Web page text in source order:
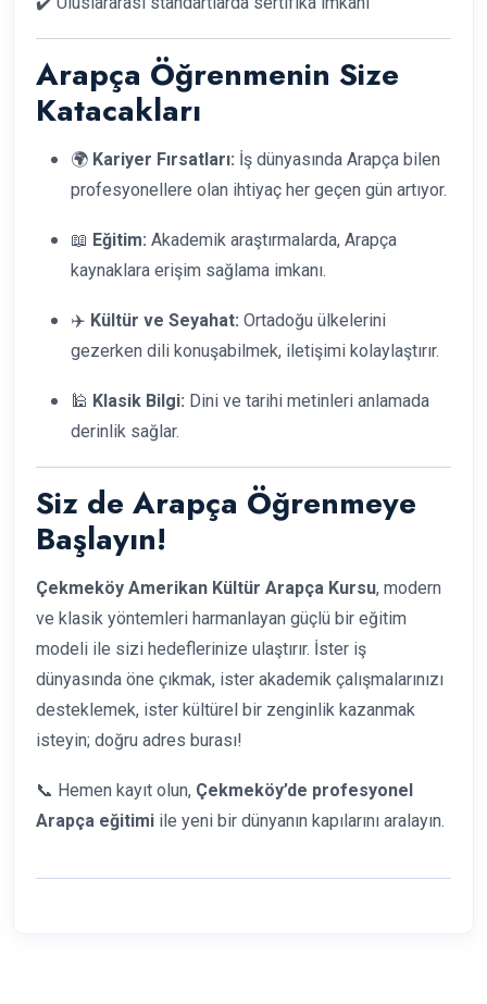
Arapça Öğrenmenin Size
Katacakları
🌍 Kariyer Fırsatları: İş dünyasında Arapça bilen
profesyonellere olan ihtiyaç her geçen gün artıyor.
📖 Eğitim: Akademik araştırmalarda, Arapça
kaynaklara erişim sağlama imkanı.
✈️ Kültür ve Seyahat: Ortadoğu ülkelerini
gezerken dili konuşabilmek, iletişimi kolaylaştırır.
🕌 Klasik Bilgi: Dini ve tarihi metinleri anlamada
derinlik sağlar.
Siz de Arapça Öğrenmeye
Başlayın!
Çekmeköy Amerikan Kültür Arapça Kursu, modern
ve klasik yöntemleri harmanlayan güçlü bir eğitim
modeli ile sizi hedeflerinize ulaştırır. İster iş
dünyasında öne çıkmak, ister akademik çalışmalarınızı
desteklemek, ister kültürel bir zenginlik kazanmak
isteyin; doğru adres burası!
📞 Hemen kayıt olun, Çekmeköy’de profesyonel
Arapça eğitimi ile yeni bir dünyanın kapılarını aralayın.